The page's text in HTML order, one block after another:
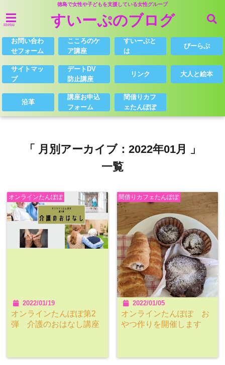
徳島で女性や子どもを支援している女性グループ
menu すいーぷのブログ
お問い合わ
せフォーム
こころのケ
ア講座
すいーぷと
は
びーらぶ
サイトマッ
プ
デートDV
防止講座
リンク 大人と絵本
沿革
講座お申込
フォーム
間借りカフ
ェたんぽぽ
「 月別アーカイブ：2022年01月 」
一覧
オンラインたんぽぽ
2022/01/19
オンラインたんぽぽ第2
弾 介護のおはなし講座
間借りカフェたんぽぽ
2022/01/05
オンラインたんぽぽ お
やつ作りを開催します